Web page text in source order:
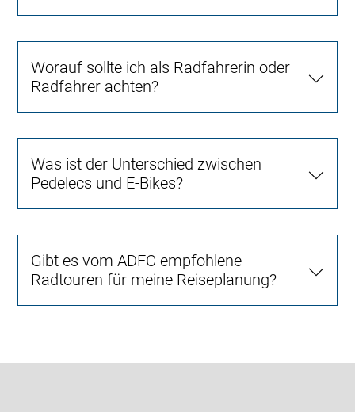
Worauf sollte ich als Radfahrerin oder
Radfahrer achten?
Was ist der Unterschied zwischen
Pedelecs und E-Bikes?
Gibt es vom ADFC empfohlene
Radtouren für meine Reiseplanung?